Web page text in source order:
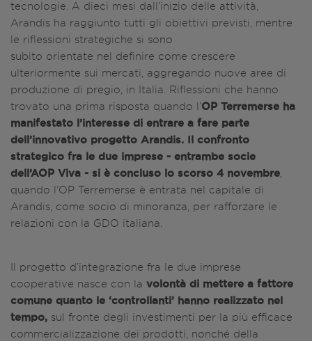
tecnologie. A dieci mesi dall’inizio delle attività,
Arandis ha raggiunto tutti gli obiettivi previsti, mentre
le riflessioni strategiche si sono
subito orientate nel definire come crescere
ulteriormente sui mercati, aggregando nuove aree di
produzione di pregio, in Italia. Riflessioni che hanno
trovato una prima risposta quando l’OP Terremerse ha
manifestato l’interesse di entrare a fare parte
dell’innovativo progetto Arandis. Il confronto
strategico fra le due imprese - entrambe socie
dell’AOP Viva - si è concluso lo scorso 4 novembre,
quando l’OP Terremerse è entrata nel capitale di
Arandis, come socio di minoranza, per rafforzare le
relazioni con la GDO italiana.
Il progetto d’integrazione fra le due imprese
cooperative nasce con la volontà di mettere a fattore
comune quanto le ‘controllanti’ hanno realizzato nel
tempo, sul fronte degli investimenti per la più efficace
commercializzazione dei prodotti, nonché della